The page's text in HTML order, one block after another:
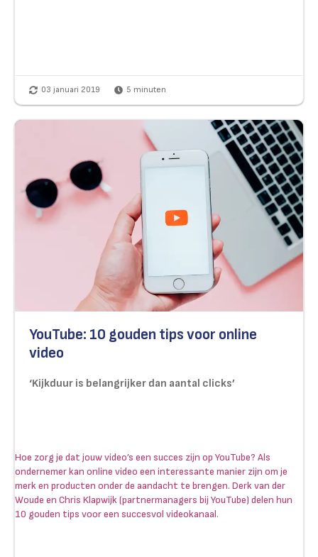
03 januari 2019 5 minuten
YouTube: 10 gouden tips voor online
video
‘Kijkduur is belangrijker dan aantal clicks’
Hoe zorg je dat jouw video’s een succes zijn op YouTube? Als
ondernemer kan online video een interessante manier zijn om je
merk en producten onder de aandacht te brengen. Derk van der
Woude en Chris Klapwijk (partnermanagers bij YouTube) delen hun
10 gouden tips voor een succesvol videokanaal.